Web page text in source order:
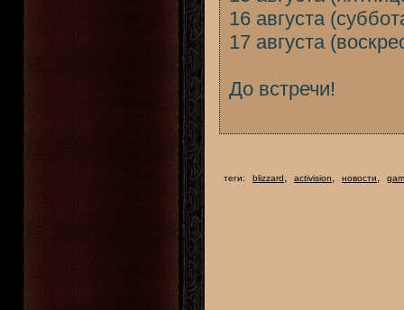
16 августа
17 августа
До встречи!
теги: blizzard, activision, новости,